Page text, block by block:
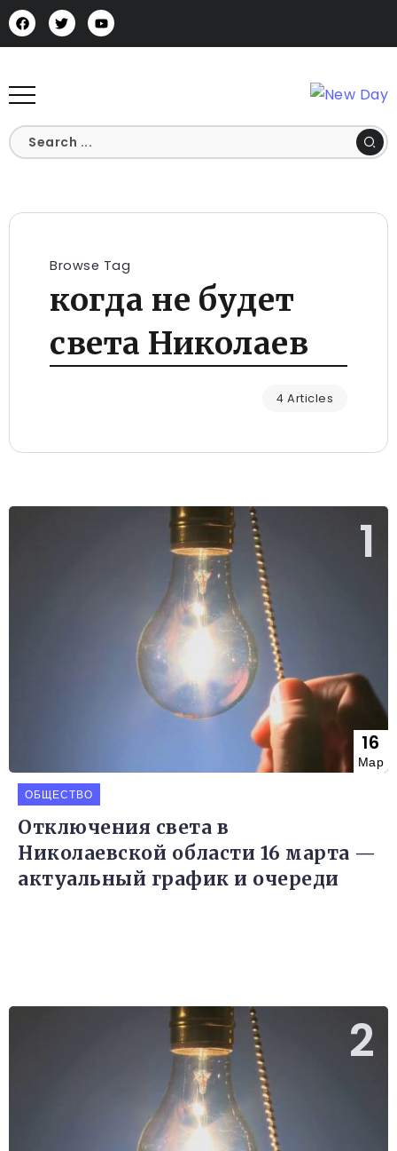
Browse Tag
когда не будет
света Николаев
4 Articles
16
Мар
ОБЩЕСТВО
Отключения света в
Николаевской области 16 марта —
актуальный график и очереди